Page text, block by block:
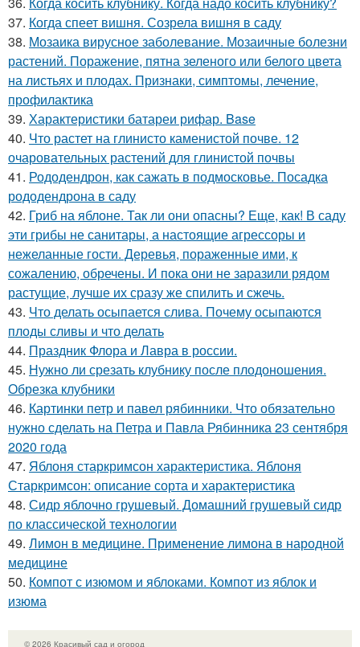
37. Когда спеет вишня. Созрела вишня в саду
38. Мозаика вирусное заболевание. Мозаичные болезни
растений. Поражение, пятна зеленого или белого цвета
на листьях и плодах. Признаки, симптомы, лечение,
профилактика
39. Характеристики батареи рифар. Base
40. Что растет на глинисто каменистой почве. 12
очаровательных растений для глинистой почвы
41. Рододендрон, как сажать в подмосковье. Посадка
рододендрона в саду
42. Гриб на яблоне. Так ли они опасны? Еще, как! В саду
эти грибы не санитары, а настоящие агрессоры и
нежеланные гости. Деревья, пораженные ими, к
сожалению, обречены. И пока они не заразили рядом
растущие, лучше их сразу же спилить и сжечь.
43. Что делать осыпается слива. Почему осыпаются
плоды сливы и что делать
44. Праздник Флора и Лавра в россии.
45. Нужно ли срезать клубнику после плодоношения.
Обрезка клубники
46. Картинки петр и павел рябинники. Что обязательно
нужно сделать на Петра и Павла Рябинника 23 сентября
2020 года
47. Яблоня старкримсон характеристика. Яблоня
Старкримсон: описание сорта и характеристика
48. Сидр яблочно грушевый. Домашний грушевый сидр
по классической технологии
49. Лимон в медицине. Применение лимона в народной
медицине
50. Компот с изюмом и яблоками. Компот из яблок и
изюма
© 2026 Красивый сад и огород